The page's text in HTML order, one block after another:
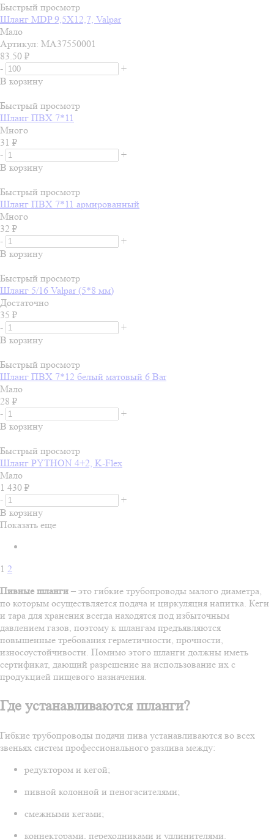
Быстрый просмотр
Шланг MDP 9,5X12,7, Valpar
Мало
Артикул: MA37550001
83.50 ₽
-
+
В корзину
Быстрый просмотр
Шланг ПВХ 7*11
Много
31 ₽
-
+
В корзину
Быстрый просмотр
Шланг ПВХ 7*11 армированный
Много
32 ₽
-
+
В корзину
Быстрый просмотр
Шланг 5/16 Valpar (5*8 мм)
Достаточно
35 ₽
-
+
В корзину
Быстрый просмотр
Шланг ПВХ 7*12 белый матовый 6 Bar
Мало
28 ₽
-
+
В корзину
Быстрый просмотр
Шланг PYTHON 4+2, K-Flex
Мало
1 430 ₽
-
+
В корзину
Показать еще
1 2
Пивные шланги – это гибкие трубопроводы малого диаметра,
по которым осуществляется подача и циркуляция напитка. Кеги
и тара для хранения всегда находятся под избыточным
давлением газов, поэтому к шлангам предъявляются
повышенные требования герметичности, прочности,
износоустойчивости. Помимо этого шланги должны иметь
сертификат, дающий разрешение на использование их с
продукцией пищевого назначения.
Где устанавливаются шланги?
Гибкие трубопроводы подачи пива устанавливаются во всех
звеньях систем профессионального разлива между:
редуктором и кегой;
пивной колонной и пеногасителями;
смежными кегами;
коннекторами, переходниками и удлинителями.